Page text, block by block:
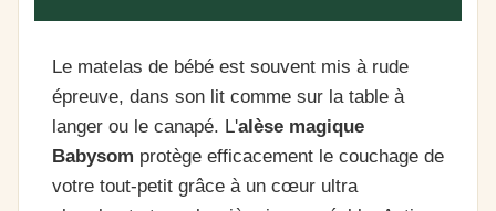
Le matelas de bébé est souvent mis à rude
épreuve, dans son lit comme sur la table à
langer ou le canapé. L'alèse magique
Babysom protège efficacement le couchage de
votre tout-petit grâce à un cœur ultra